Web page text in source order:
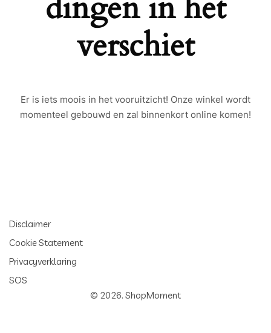
verschiet
Er is iets moois in het vooruitzicht! Onze winkel wordt
momenteel gebouwd en zal binnenkort online komen!
Disclaimer
Cookie Statement
Privacyverklaring
SOS
© 2026. ShopMoment